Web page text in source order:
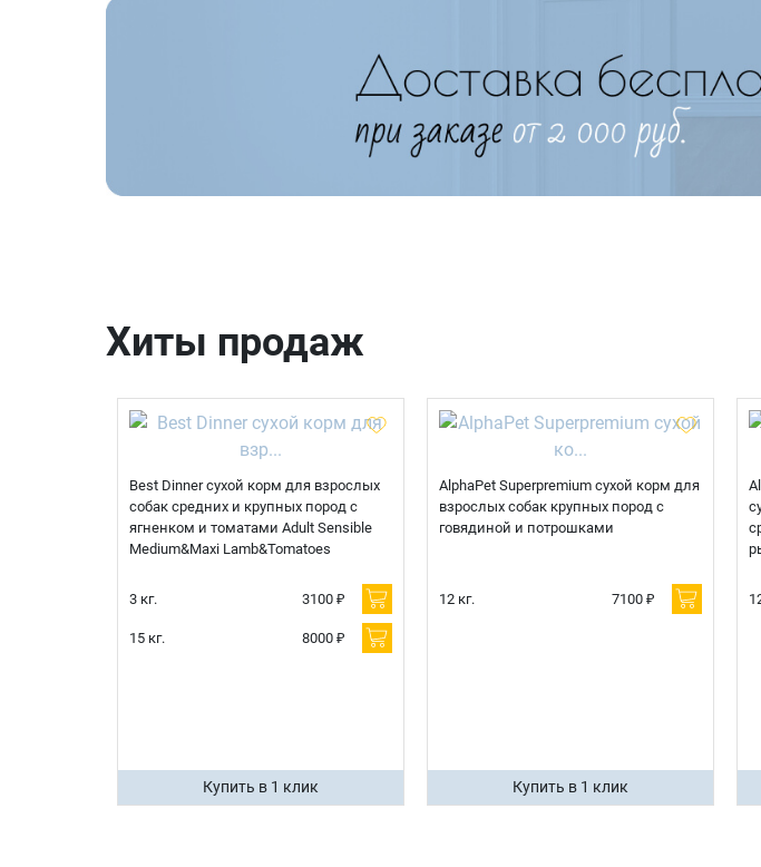
Хиты продаж
Best Dinner сухой корм для взрослых
собак средних и крупных пород с
ягненком и томатами Adult Sensible
Medium&Maxi Lamb&Tomatoes
3 кг. 3100 ₽
15 кг. 8000 ₽
Купить в 1 клик
AlphaPet Superpremium сухой корм для
взрослых собак крупных пород с
говядиной и потрошками
12 кг. 7100 ₽
Купить в 1 клик
Оформить заказ
E-mail